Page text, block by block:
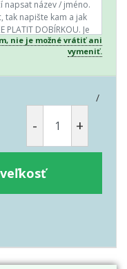
nie je možné vrátiť ani
vymeniť.
/
- +